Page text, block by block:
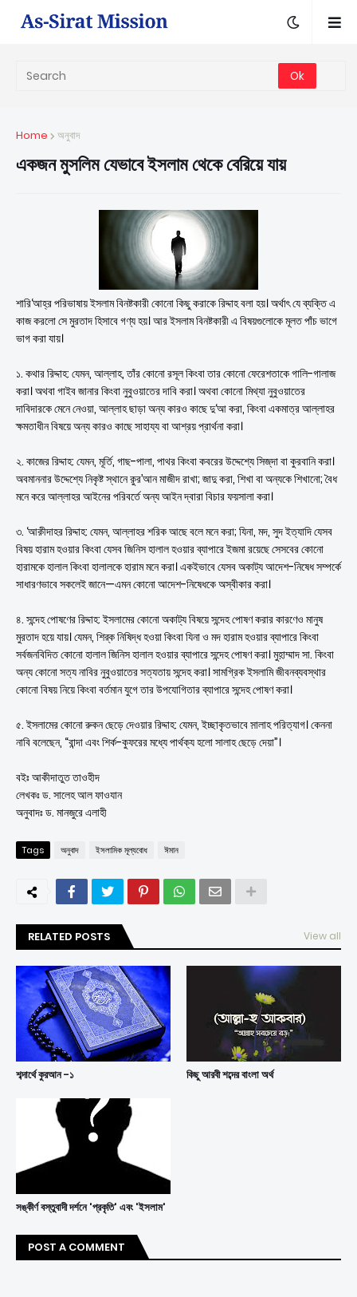
Home অনুবাদ
একজন মুসলিম যেভাবে ইসলাম থেকে বেরিয়ে যায়
শারি‘আহ্‌র পরিভাষায় ইসলাম বিনষ্টকারী কোনো কিছু করাকে রিদ্দাহ বলা হয়। অর্থাৎ যে ব্যক্তি এ
কাজ করলো সে মুরতাদ হিসাবে গণ্য হয়। আর ইসলাম বিনষ্টকারী এ বিষয়গুলোকে মূলত পাঁচ ভাগে
ভাগ করা যায়।
১. কথার রিদ্দাহ: যেমন, আল্লাহ, তাঁর কোনো রসূল কিংবা তার কোনো ফেরেশতাকে গালি-গালাজ
করা। অথবা গাইব জানার কিংবা নুবুওয়াতের দাবি করা। অথবা কোনো মিথ্যা নুবুওয়াতের
দাবিদারকে মেনে নেওয়া, আল্লাহ ছাড়া অন্য কারও কাছে দু‘আ করা, কিংবা একমাত্র আল্লাহর
ক্ষমতাধীন বিষয়ে অন্য কারও কাছে সাহায্য বা আশ্রয় প্রার্থনা করা।
২. কাজের রিদ্দাহ: যেমন, মূর্তি, গাছ-পালা, পাথর কিংবা কবরের উদ্দেশ্যে সিজ্‌দা বা কুরবানি করা।
অবমাননার উদ্দেশ্যে নিকৃষ্ট স্থানে ক়ুর’আন মাজীদ রাখা; জাদু করা, শিখা বা অন্যকে শিখানো; বৈধ
মনে করে আল্লাহর আইনের পরিবর্তে অন্য আইন দ্বারা বিচার ফয়সালা করা।
৩. ‘আক়ীদাহর রিদ্দাহ: যেমন, আল্লাহর শরিক আছে বলে মনে করা; যিনা, মদ, সুদ ইত্যাদি যেসব
বিষয় হারাম হওয়ার কিংবা যেসব জিনিস হালাল হওয়ার ব্যাপারে ইজমা রয়েছে সেসবের কোনো
হারামকে হালাল কিংবা হালালকে হারাম মনে করা। একইভাবে যেসব অকাট্য আদেশ-নিষেধ সম্পর্কে
সাধারণভাবে সকলেই জানে—এমন কোনো আদেশ-নিষেধকে অস্বীকার করা।
৪. সন্দেহ পোষণের রিদ্দাহ: ইসলামের কোনো অকাট্য বিষয়ে সন্দেহ পোষণ করার কারণেও মানুষ
মুরতাদ হয়ে যায়। যেমন, শির্‌ক নিষিদ্ধ হওয়া কিংবা যিনা ও মদ হারাম হওয়ার ব্যাপারে কিংবা
সর্বজনবিদিত কোনো হালাল জিনিস হালাল হওয়ার ব্যাপারে সন্দেহ পোষণ করা। মুহ়াম্মাদ সা. কিংবা
অন্য কোনো সত্য নাবির নুবুওয়াতের সত্যতায় সন্দেহ করা। সামগ্রিক ইসলামি জীবনব্যবস্থার
কোনো বিষয় নিয়ে কিংবা বর্তমান যুগে তার উপযোগিতার ব্যাপারে সন্দেহ পোষণ করা।
৫. ইসলামের কোনো রুকন ছেড়ে দেওয়ার রিদ্দাহ: যেমন, ইচ্ছাকৃতভাবে স়ালাহ পরিত্যাগ। কেননা
নাবি বলেছেন, “বান্দা এবং শির্ক-কুফরের মধ্যে পার্থক্য হলো সালাহ ছেড়ে দেয়া”।
বইঃ আকীদাতুত তাওহীদ
লেখকঃ ড. সালেহ আল ফাওযান
অনুবাদঃ ড. মানজুরে এলাহী
Tags অনুবাদ ইসলামিক মূল্যবোধ ঈমান
RELATED POSTS View all
শব্দার্থে কুরআন -১ কিছু আরবী শব্দের বাংলা অর্থ
সঙ্কীর্ণ বস্তুবাদী দর্শনে 'প্রকৃতি' এবং 'ইসলাম'
POST A COMMENT